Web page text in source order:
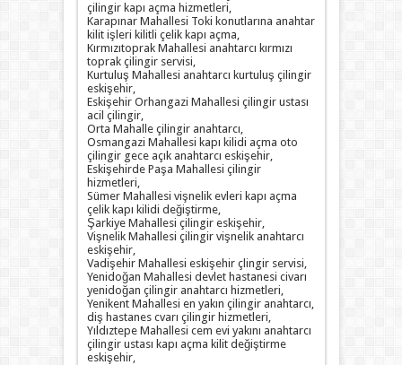
çilingir kapı açma hizmetleri,
Karapınar Mahallesi Toki konutlarına anahtar
kilit işleri kilitli çelik kapı açma,
Kırmızıtoprak Mahallesi anahtarcı kırmızı
toprak çilingir servisi,
Kurtuluş Mahallesi anahtarcı kurtuluş çilingir
eskişehir,
Eskişehir Orhangazi Mahallesi çilingir ustası
acil çilingir,
Orta Mahalle çilingir anahtarcı,
Osmangazi Mahallesi kapı kilidi açma oto
çilingir gece açık anahtarcı eskişehir,
Eskişehirde Paşa Mahallesi çilingir
hizmetleri,
Sümer Mahallesi vişnelik evleri kapı açma
çelik kapı kilidi değiştirme,
Şarkiye Mahallesi çilingir eskişehir,
Vişnelik Mahallesi çilingir vişnelik anahtarcı
eskişehir,
Vadişehir Mahallesi eskişehir çlingir servisi,
Yenidoğan Mahallesi devlet hastanesi civarı
yenidoğan çilingir anahtarcı hizmetleri,
Yenikent Mahallesi en yakın çilingir anahtarcı,
diş hastanes cvarı çilingir hizmetleri,
Yıldıztepe Mahallesi cem evi yakını anahtarcı
çilingir ustası kapı açma kilit değiştirme
eskişehir,